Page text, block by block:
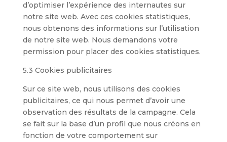
d’optimiser l’expérience des internautes sur
notre site web. Avec ces cookies statistiques,
nous obtenons des informations sur l’utilisation
de notre site web. Nous demandons votre
permission pour placer des cookies statistiques.
5.3 Cookies publicitaires
Sur ce site web, nous utilisons des cookies
publicitaires, ce qui nous permet d’avoir une
observation des résultats de la campagne. Cela
se fait sur la base d’un profil que nous créons en
fonction de votre comportement sur